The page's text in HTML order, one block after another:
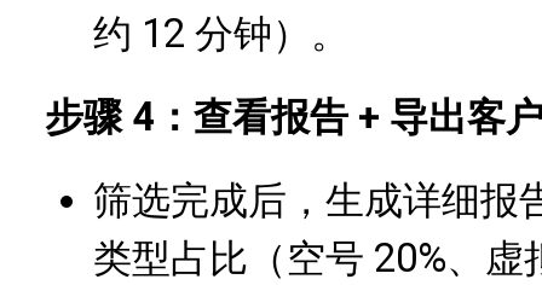
约 12 分钟）。
步骤 4：查看报告 + 导出客
筛选完成后，生成详细报
类型占比（空号 20%、